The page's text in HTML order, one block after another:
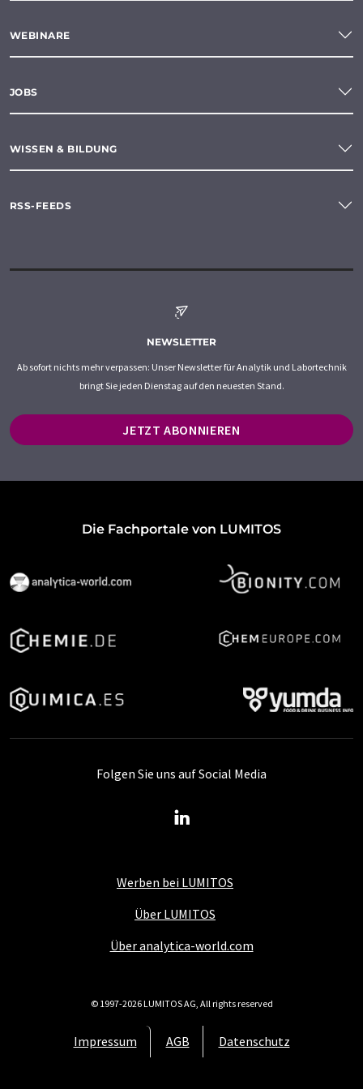
WEBINARE
JOBS
WISSEN & BILDUNG
RSS-FEEDS
NEWSLETTER
Ab sofort nichts mehr verpassen: Unser Newsletter für Analytik und Labortechnik
bringt Sie jeden Dienstag auf den neuesten Stand.
JETZT ABONNIEREN
Die Fachportale von LUMITOS
Werben bei LUMITOS
Über LUMITOS
Über analytica-world.com
Impressum AGB Datenschutz
Folgen Sie uns auf Social Media
© 1997-2026 LUMITOS AG, All rights reserved